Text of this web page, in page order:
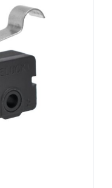
ッチ 低温マイ